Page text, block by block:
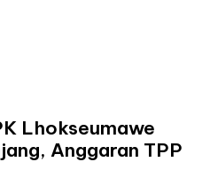
Lhokseumawe
Anggaran TPP